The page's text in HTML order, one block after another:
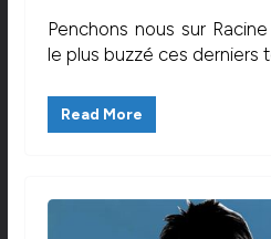
Penchons nous sur
le plus buzzé ces derniers
Read More